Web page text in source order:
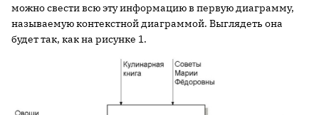
можно свести всю эту информацию в первую диаграмму,
называемую контекстной диаграммой. Выглядеть она
будет так, как на рисунке 1.